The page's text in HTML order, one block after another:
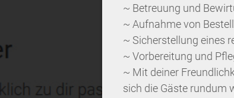
~ Betreuung und
~ Aufnahme von
~ Sicherstellung eines
~ Vorbereitung und
~ Mit deiner
sich die Gäste rundum